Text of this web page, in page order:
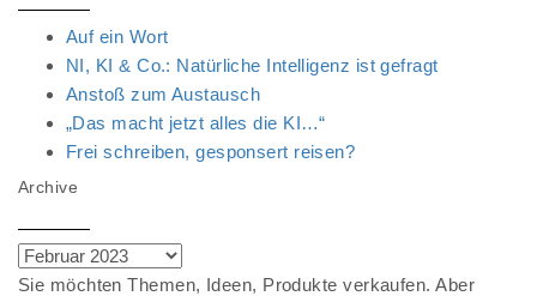
Auf ein Wort
NI, KI & Co.: Natürliche Intelligenz ist gefragt
Anstoß zum Austausch
„Das macht jetzt alles die KI…“
Frei schreiben, gesponsert reisen?
Archive
Archive
Sie möchten Themen, Ideen, Produkte verkaufen. Aber